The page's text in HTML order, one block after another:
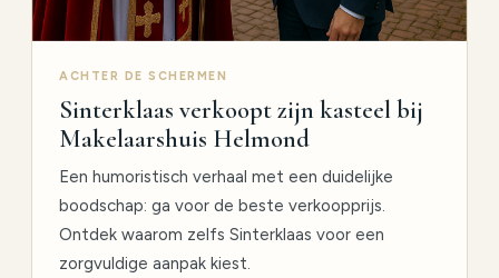
ACHTER DE SCHERMEN
Sinterklaas verkoopt zijn kasteel bij
Makelaarshuis Helmond
Een humoristisch verhaal met een duidelijke
boodschap: ga voor de beste verkoopprijs.
Ontdek waarom zelfs Sinterklaas voor een
zorgvuldige aanpak kiest.